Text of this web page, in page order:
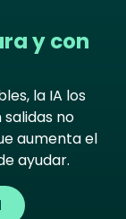
y con
la IA los
no
aumenta el
ayudar.